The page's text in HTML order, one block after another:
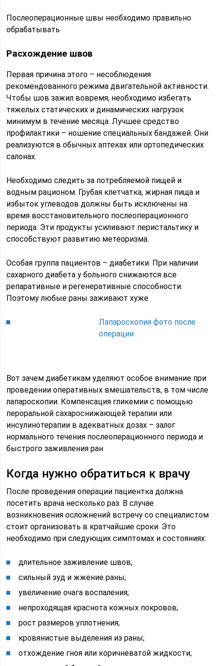
Послеоперационные швы необходимо правильно
обрабатывать
Расхождение швов
Первая причина этого – несоблюдения
рекомендованного режима двигательной активности.
Чтобы шов зажил вовремя, необходимо избегать
тяжелых статических и динамических нагрузок
минимум в течение месяца. Лучшее средство
профилактики – ношение специальных бандажей. Они
реализуются в обычных аптеках или ортопедических
салонах.
Необходимо следить за потребляемой пищей и
водным рационом. Грубая клетчатка, жирная пища и
избыток углеводов должны быть исключены на
время восстановительного послеоперационного
периода. Эти продукты усиливают перистальтику и
способствуют развитию метеоризма.
Особая группа пациентов – диабетики. При наличии
сахарного диабета у больного снижаются все
репаративные и регенеративные способности.
Поэтому любые раны заживают хуже
Лапароскопия фото после
операции
Вот зачем диабетикам уделяют особое внимание при
проведении оперативных вмешательств, в том числе
лапароскопии. Компенсация гликемии с помощью
пероральной сахароснижающей терапии или
инсулинотерапии в адекватных дозах – залог
нормального течения послеоперационного периода и
быстрого заживления ран
Когда нужно обратиться к врачу
После проведения операции пациентка должна
посетить врача несколько раз. В случае
возникновения осложнений встречу со специалистом
стоит организовать в кратчайшие сроки. Это
необходимо при следующих симптомах и состояниях:
длительное заживление швов;
сильный зуд и жжение раны;
увеличение очага воспаления;
непроходящая краснота кожных покровов;
рост размеров уплотнения;
кровянистые выделения из раны;
отхождение гноя или коричневатой жидкости;